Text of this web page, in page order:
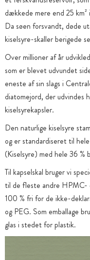
dækkede mere end 25
Da søen forsvandt, døde
kiselsyre-skaller berigede
Over millioner af år
som er blevet udvundet
eneste af sin slags i
diatomejord, der udvindes
kiselsyrekapsler.
Den naturlige kiselsyre
og er standardiseret til
(Kiselsyre) med hele 36
Til kapselskal bruger vi
til de fleste andre HPMC-
100 % fri for de ikke-
og PEG. Som emballage
glas i stedet for plastik.